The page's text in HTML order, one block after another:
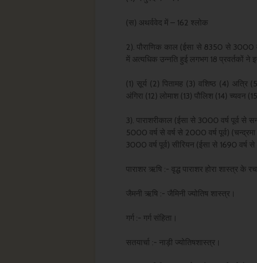
(स) अथर्ववेद में – 162 श्लोक
2). पौराणिक काल (ईसा से 8350 से 3000
में अत्यधिक उन्नति हुई लगभग 18 प्रवर्तकों ने
(1) सूर्य (2) पितामह (3) वशिष्ठ (4) अत्रि
अंगिरा (12) लोमाश (13) पौलिश (14) च्यवन
3). पाराशरीकाल (ईसा से 3000 वर्ष पूर्व से
5000 वर्ष से वर्ष से 2000 वर्ष पूर्व)
3000 वर्ष पूर्व) सीरियन (ईसा से 1690 वर्ष
पाराशर ऋषि :- वृद्ध पाराशर होरा शास्त्र के
जैमनी ऋषि :- जैमिनी ज्योतिष शास्त्र।
गर्ग :- गर्ग संहिता।
सतयार्चा :- नाड़ी ज्योतिषशास्त्र।